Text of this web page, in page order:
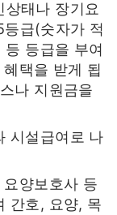
상태나 장기요
급(숫자가 적
등급을 부여
택을 받게 됩
나 지원금을
시설급여로 나
양보호사 등
간호, 요양, 목